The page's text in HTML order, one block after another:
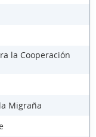
la Cooperación
Migraña